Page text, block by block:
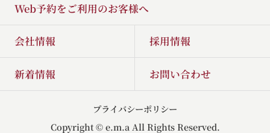
Web予約をご利用のお客様へ
会社情報 採用情報
新着情報 お問い合わせ
プライバシーポリシー
Copyright © e.m.a All Rights Reserved.